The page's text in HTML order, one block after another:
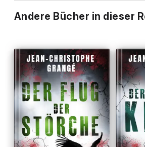
Andere Bücher in dieser